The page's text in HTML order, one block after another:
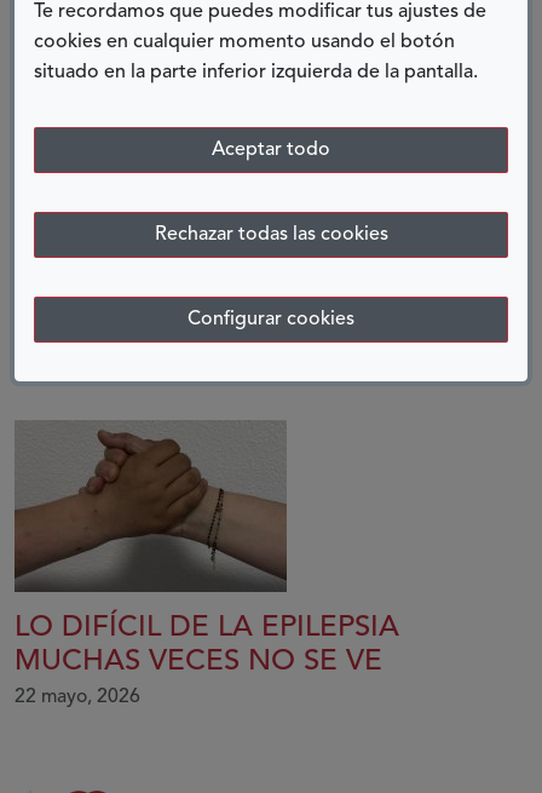
Te recordamos que puedes modificar tus ajustes de
cookies en cualquier momento usando el botón
situado en la parte inferior izquierda de la pantalla.
Aceptar todo
Rechazar todas las cookies
Configurar cookies
24 julio, 2026
VÁLIDA Y ÚTIL
19 junio, 2026
LO DIFÍCIL DE LA EPILEPSIA
MUCHAS VECES NO SE VE
22 mayo, 2026